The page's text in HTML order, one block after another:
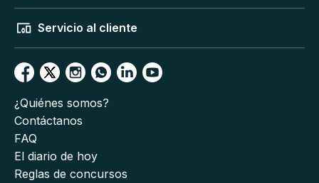
Servicio al cliente
¿Quiénes somos?
Contáctanos
FAQ
El diario de hoy
Reglas de concursos